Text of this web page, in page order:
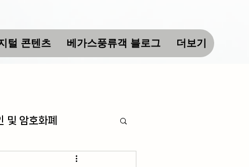
털 콘텐츠 베가스풍류객 블로그 더보기
및 암호화폐
초간단 요리 레시피